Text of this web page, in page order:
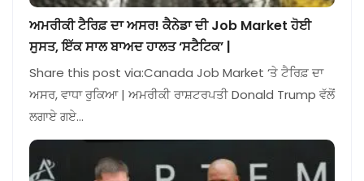
ਅਮਰੀਕੀ ਟੈਰਿਫ਼ ਦਾ ਅਸਰ! ਕੈਨੇਡਾ ਦੀ Job Market ਹੋਈ
ਸੁਸਤ, ਇੱਕ ਸਾਲ ਬਾਅਦ ਹਾਲਤ ‘ਸਟੈਟਿਕ’ |
Share this post via:Canada Job Market ‘ਤੇ ਟੈਰਿਫ਼ ਦਾ
ਅਸਰ, ਵਾਧਾ ਰੁਕਿਆ | ਅਮਰੀਕੀ ਰਾਸ਼ਟਰਪਤੀ Donald Trump ਵੱਲੋਂ
ਲਗਾਏ ਗਏ…